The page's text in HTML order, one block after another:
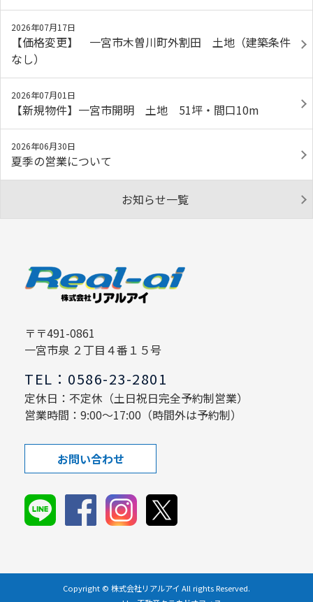
2026年07月17日
【価格変更】 一宮市木曽川町外割田 土地（建築条件
なし）
2026年07月01日
【新規物件】一宮市開明 土地 51坪・間口10m
2026年06月30日
夏季の営業について
お知らせ一覧
〒〒491-0861
一宮市泉 ２丁目４番１５号
TEL：0586-23-2801
定休日：不定休（土日祝日完全予約制営業）
営業時間：9:00～17:00（時間外は予約制）
お問い合わせ
Copyright © 株式会社リアルアイ All rights Reserved.